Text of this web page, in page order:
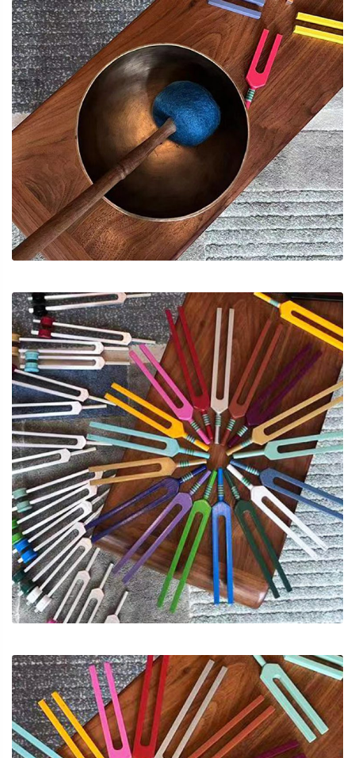
輕度讀寫障礙
⾳頻療癒
突發性失聰
⾳頻療癒